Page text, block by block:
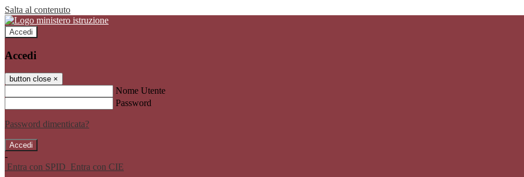
Salta al contenuto
Accedi
Accedi
button close ×
Nome Utente
Password
Password dimenticata?
-
Entra con SPID Entra con CIE